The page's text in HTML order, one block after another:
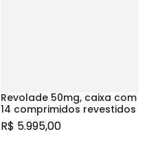
Revolade 50mg, caixa com
14 comprimidos revestidos
R$ 5.995,00